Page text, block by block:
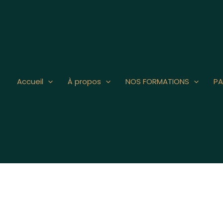
Accueil À propos NOS FORMATIONS